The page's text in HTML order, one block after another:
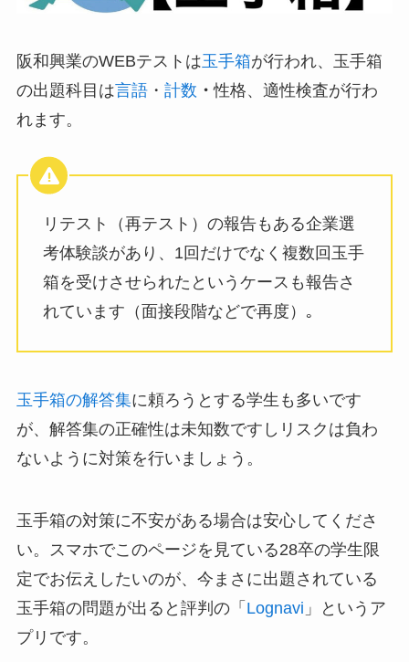
阪和興業のWEBテストは玉手箱が行われ、玉手箱
の出題科目は言語・ 計数 ・性格、適性検査が行わ
れます。
リテスト（再テスト）の報告もある企業選
考体験談があり、1回だけでなく複数回玉手
箱を受けさせられたというケースも報告さ
れています（面接段階などで再度）｡
玉手箱の解答集に頼ろうとする学生も多いです
が、解答集の正確性は未知数ですしリスクは負わ
ないように対策を行いましょう。
玉手箱の対策に不安がある場合は安心してくださ
い。スマホでこのページを見ている28卒の学生限
定でお伝えしたいのが、今まさに出題されている
玉手箱の問題が出ると評判の「 Lognavi 」というア
プリです。